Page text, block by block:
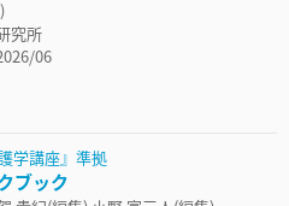
究所
06
学講座』準拠
ブック